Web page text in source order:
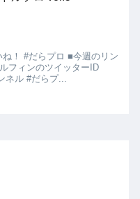
！ #だらプロ ■今週のリン
フィンのツイッターID
ネル #だらプ...